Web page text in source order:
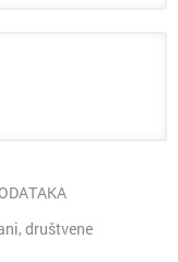
društvene